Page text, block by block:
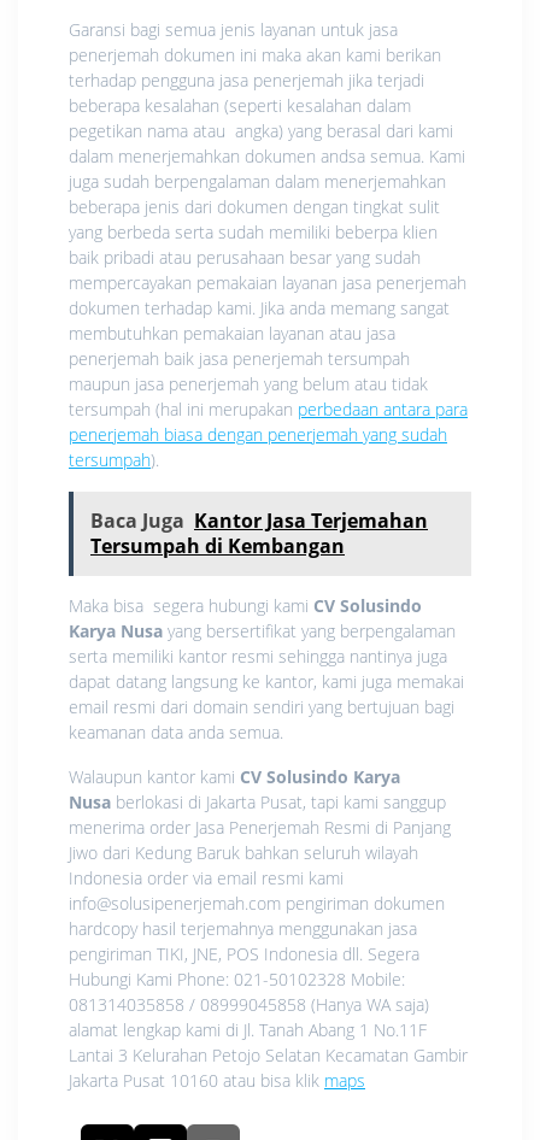
Garansi bagi semua jenis layanan untuk jasa
penerjemah dokumen ini maka akan kami berikan
terhadap pengguna jasa penerjemah jika terjadi
beberapa kesalahan (seperti kesalahan dalam
pegetikan nama atau angka) yang berasal dari kami
dalam menerjemahkan dokumen andsa semua. Kami
juga sudah berpengalaman dalam menerjemahkan
beberapa jenis dari dokumen dengan tingkat sulit
yang berbeda serta sudah memiliki beberpa klien
baik pribadi atau perusahaan besar yang sudah
mempercayakan pemakaian layanan jasa penerjemah
dokumen terhadap kami. Jika anda memang sangat
membutuhkan pemakaian layanan atau jasa
penerjemah baik jasa penerjemah tersumpah
maupun jasa penerjemah yang belum atau tidak
tersumpah (hal ini merupakan perbedaan antara para
penerjemah biasa dengan penerjemah yang sudah
tersumpah).
Baca Juga Kantor Jasa Terjemahan
Tersumpah di Kembangan
Maka bisa segera hubungi kami CV Solusindo
Karya Nusa yang bersertifikat yang berpengalaman
serta memiliki kantor resmi sehingga nantinya juga
dapat datang langsung ke kantor, kami juga memakai
email resmi dari domain sendiri yang bertujuan bagi
keamanan data anda semua.
Walaupun kantor kami CV Solusindo Karya
Nusa berlokasi di Jakarta Pusat, tapi kami sanggup
menerima order Jasa Penerjemah Resmi di Panjang
Jiwo dari Kedung Baruk bahkan seluruh wilayah
Indonesia order via email resmi kami
info@solusipenerjemah.com pengiriman dokumen
hardcopy hasil terjemahnya menggunakan jasa
pengiriman TIKI, JNE, POS Indonesia dll. Segera
Hubungi Kami Phone: 021-50102328 Mobile:
081314035858 / 08999045858 (Hanya WA saja)
alamat lengkap kami di Jl. Tanah Abang 1 No.11F
Lantai 3 Kelurahan Petojo Selatan Kecamatan Gambir
Jakarta Pusat 10160 atau bisa klik maps